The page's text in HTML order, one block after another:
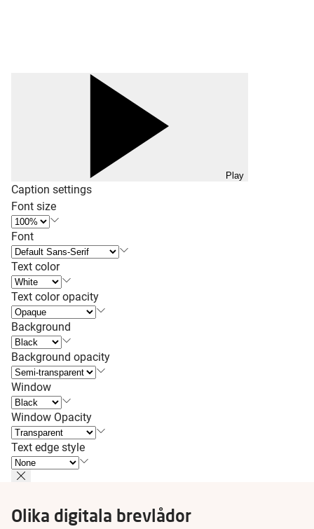
Play
Caption settings
Font size
Font
Text color
Text color opacity
Background
Background opacity
Window
Window Opacity
Text edge style
Olika digitala brevlådor